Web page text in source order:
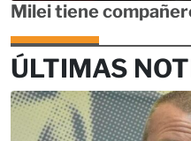
Milei tiene
ÚLTIMAS